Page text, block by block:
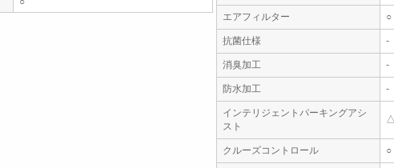
エアフィルター
○
抗菌仕様 -
消臭加工 -
防水加工 -
インテリジェントパーキングアシ
スト
クルーズコントロール ○